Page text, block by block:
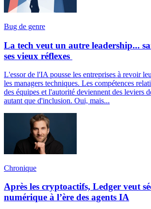
Bug de genre
La tech veut un autre leadership...
ses vieux réflexes
L'essor de l'IA pousse les entreprises à revoir
les managers techniques. Les compétences
des équipes et l'autorité deviennent des leviers
autant que d'inclusion. Oui, mais...
Chronique
Après les cryptoactifs, Ledger veut
numérique à l’ère des agents IA